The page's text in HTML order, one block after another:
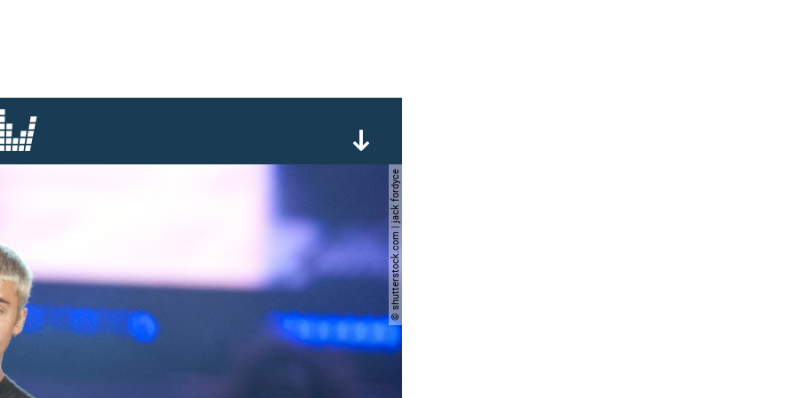
© shutterstock.com | jack fordyce